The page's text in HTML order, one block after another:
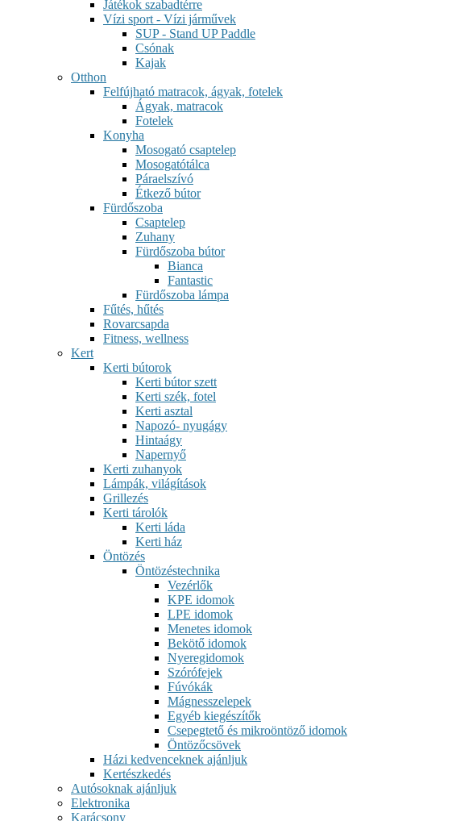
Játékok szabadtérre
Vízi sport - Vízi járművek
SUP - Stand UP Paddle
Csónak
Kajak
Otthon
Felfújható matracok, ágyak, fotelek
Ágyak, matracok
Fotelek
Konyha
Mosogató csaptelep
Mosogatótálca
Páraelszívó
Étkező bútor
Fürdőszoba
Csaptelep
Zuhany
Fürdőszoba bútor
Bianca
Fantastic
Fürdőszoba lámpa
Fűtés, hűtés
Rovarcsapda
Fitness, wellness
Kert
Kerti bútorok
Kerti bútor szett
Kerti szék, fotel
Kerti asztal
Napozó- nyugágy
Hintaágy
Napernyő
Kerti zuhanyok
Lámpák, világítások
Grillezés
Kerti tárolók
Kerti láda
Kerti ház
Öntözés
Öntözéstechnika
Vezérlők
KPE idomok
LPE idomok
Menetes idomok
Bekötő idomok
Nyeregidomok
Szórófejek
Fúvókák
Mágnesszelepek
Egyéb kiegészítők
Csepegtető és mikroöntöző idomok
Öntözőcsövek
Házi kedvenceknek ajánljuk
Kertészkedés
Autósoknak ajánljuk
Elektronika
Karácsony